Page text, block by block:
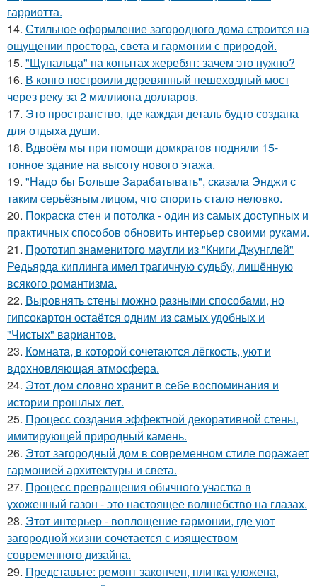
гарриотта.
14. Стильное оформление загородного дома строится на
ощущении простора, света и гармонии с природой.
15. "Щупальца" на копытах жеребят: зачем это нужно?
16. В конго построили деревянный пешеходный мост
через реку за 2 миллиона долларов.
17. Это пространство, где каждая деталь будто создана
для отдыха души.
18. Вдвоём мы при помощи домкратов подняли 15-
тонное здание на высоту нового этажа.
19. "Надо бы Больше Зарабатывать", сказала Энджи с
таким серьёзным лицом, что спорить стало неловко.
20. Покраска стен и потолка - один из самых доступных и
практичных способов обновить интерьер своими руками.
21. Прототип знаменитого маугли из "Книги Джунглей"
Редьярда киплинга имел трагичную судьбу, лишённую
всякого романтизма.
22. Выровнять стены можно разными способами, но
гипсокартон остаётся одним из самых удобных и
"Чистых" вариантов.
23. Комната, в которой сочетаются лёгкость, уют и
вдохновляющая атмосфера.
24. Этот дом словно хранит в себе воспоминания и
истории прошлых лет.
25. Процесс создания эффектной декоративной стены,
имитирующей природный камень.
26. Этот загородный дом в современном стиле поражает
гармонией архитектуры и света.
27. Процесс превращения обычного участка в
ухоженный газон - это настоящее волшебство на глазах.
28. Этот интерьер - воплощение гармонии, где уют
загородной жизни сочетается с изяществом
современного дизайна.
29. Представьте: ремонт закончен, плитка уложена,